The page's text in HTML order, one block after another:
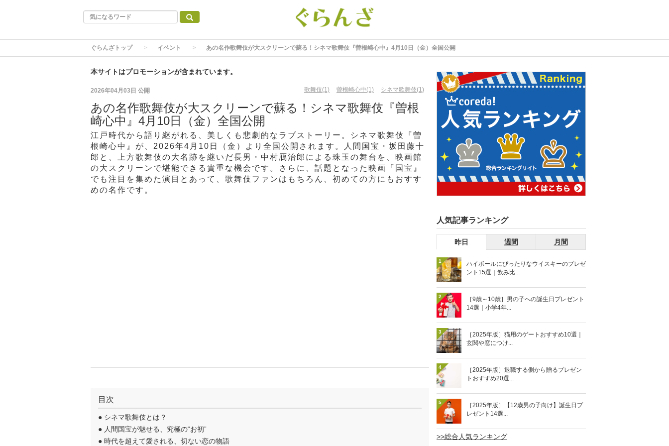
ぐらんざトップ イベント あの名作歌舞伎が大スクリーンで蘇る！シネマ歌舞伎『曽根崎心中』4月10日（金）全国公開
本サイトはプロモーションが含まれています。
2026年04月03日 公開 歌舞伎(1) 曽根崎心中(1) シネマ歌舞伎(1)
あの名作歌舞伎が大スクリーンで蘇る！シネマ歌舞伎『曽根
崎心中』4月10日（金）全国公開
江戸時代から語り継がれる、美しくも悲劇的なラブストーリー。シネマ歌舞伎『曽
根崎心中』が、2026年4月10日（金）より全国公開されます。人間国宝・坂田藤十
郎と、上方歌舞伎の大名跡を継いだ長男・中村鴈治郎による珠玉の舞台を、映画館
の大スクリーンで堪能できる貴重な機会です。さらに、話題となった映画『国宝』
でも注目を集めた演目とあって、歌舞伎ファンはもちろん、初めての方にもおすす
めの名作です。
目次
● シネマ歌舞伎とは？
● 人間国宝が魅せる、究極の“お初”
● 時代を超えて愛される、切ない恋の物語
人気記事ランキング
昨日 週間 月間
1
ハイボールにぴったりなウイスキーのプレゼ
ント15選｜飲み比...
2
［9歳～10歳］男の子への誕生日プレゼント
14選｜小学4年...
3
［2025年版］猫用のゲートおすすめ10選｜
玄関や窓につけ...
4
［2025年版］退職する側から贈るプレゼン
トおすすめ20選...
5
［2025年版］【12歳男の子向け】誕生日プ
レゼント14選...
>>総合人気ランキング